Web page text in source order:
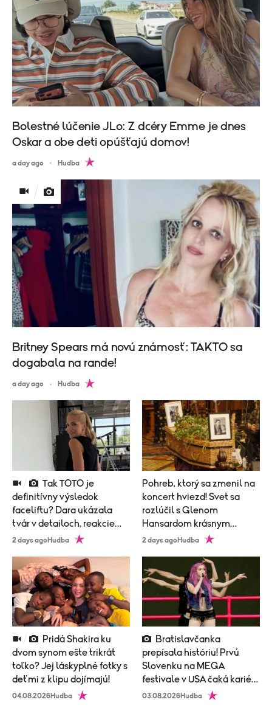
Bolestné lúčenie JLo: Z dcéry Emme je dnes
Oskar a obe deti opúšťajú domov!
a day ago Hudba
Britney Spears má novú známosť: TAKTO sa
dogabala na rande!
a day ago Hudba
definitívny výsledok
faceliftu? Dara ukázala
tvár v detailoch, reakcie
prišli okamžite!
2 days agoHudba
Pohreb, ktorý sa zmenil na
koncert hviezd! Svet sa
rozlúčil s Glenom
Hansardom krásnym
obradom
2 days agoHudba
dvom synom ešte trikrát
toľko? Jej láskyplné fotky s
deťmi z klipu dojímajú!
04.08.2026Hudba
prepísala históriu! Prvú
Slovenku na MEGA
festivale v USA čaká kariéra
ako hrom!
03.08.2026Hudba